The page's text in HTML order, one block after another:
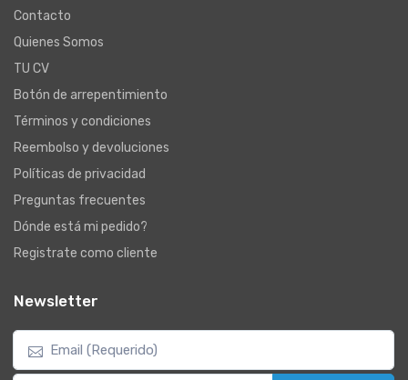
Contacto
Quienes Somos
TU CV
Botón de arrepentimiento
Términos y condiciones
Reembolso y devoluciones
Políticas de privacidad
Preguntas frecuentes
Dónde está mi pedido?
Registrate como cliente
Newsletter